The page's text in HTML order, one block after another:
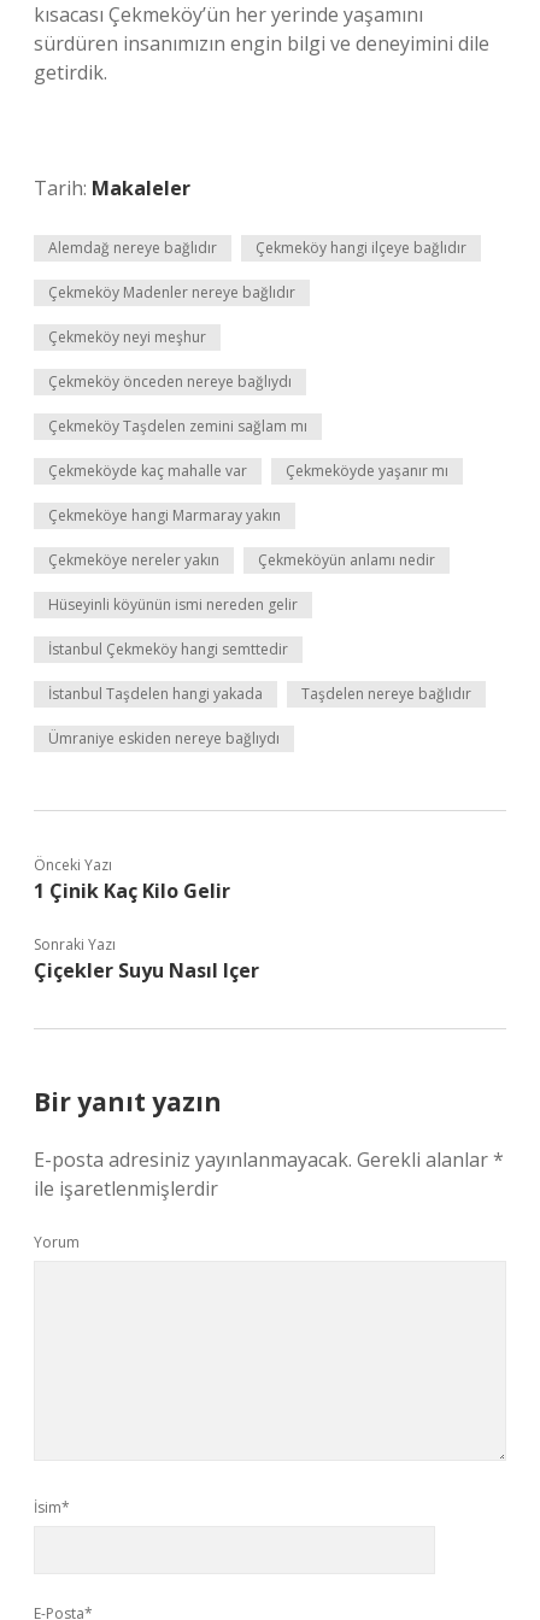
kısacası Çekmeköy’ün her yerinde yaşamını
sürdüren insanımızın engin bilgi ve deneyimini dile
getirdik.
Tarih: Makaleler
Alemdağ nereye bağlıdır Çekmeköy hangi ilçeye bağlıdır
Çekmeköy Madenler nereye bağlıdır
Çekmeköy neyi meşhur
Çekmeköy önceden nereye bağlıydı
Çekmeköy Taşdelen zemini sağlam mı
Çekmeköyde kaç mahalle var Çekmeköyde yaşanır mı
Çekmeköye hangi Marmaray yakın
Çekmeköye nereler yakın Çekmeköyün anlamı nedir
Hüseyinli köyünün ismi nereden gelir
İstanbul Çekmeköy hangi semttedir
İstanbul Taşdelen hangi yakada Taşdelen nereye bağlıdır
Ümraniye eskiden nereye bağlıydı
Önceki Yazı
1 Çinik Kaç Kilo Gelir
Sonraki Yazı
Çiçekler Suyu Nasıl Içer
Bir yanıt yazın
E-posta adresiniz yayınlanmayacak. Gerekli alanlar*
ile işaretlenmişlerdir
Yorum
İsim*
E-Posta*